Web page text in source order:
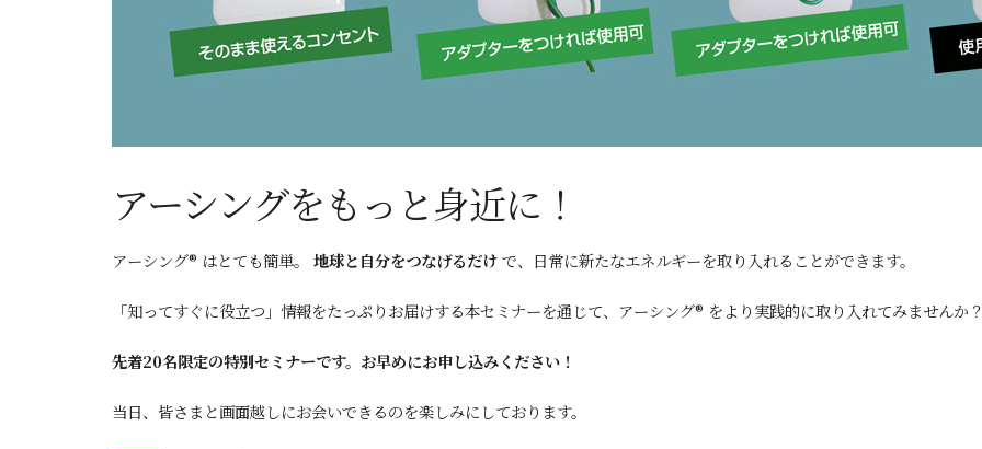
アーシングをもっと身近に！
アーシング® はとても簡単。 地球と自分をつなげるだけで、日常に新たなエネルギーを取り入れることができます。
「知ってすぐに役立つ」情報をたっぷりお届けする本セミナーを通じて、アーシング® をより実践的に取り入れてみませんか
先着20名限定の特別セミナーです。お早めにお申し込みください！
当日、皆さまと画面越しにお会いできるのを楽しみにしております。